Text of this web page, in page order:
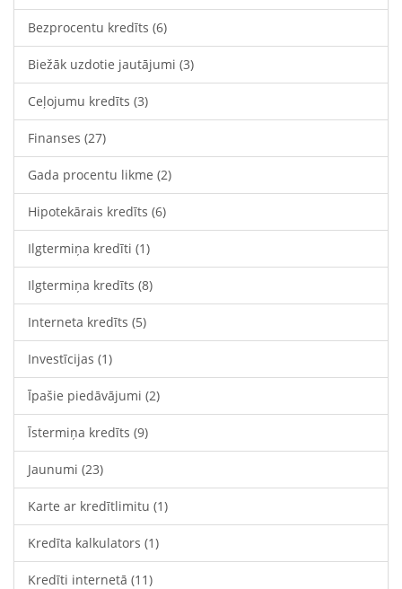
Bezprocentu kredīts (6)
Biežāk uzdotie jautājumi (3)
Ceļojumu kredīts (3)
Finanses (27)
Gada procentu likme (2)
Hipotekārais kredīts (6)
Ilgtermiņa kredīti (1)
Ilgtermiņa kredīts (8)
Interneta kredīts (5)
Investīcijas (1)
Īpašie piedāvājumi (2)
Īstermiņa kredīts (9)
Jaunumi (23)
Karte ar kredītlimitu (1)
Kredīta kalkulators (1)
Kredīti internetā (11)